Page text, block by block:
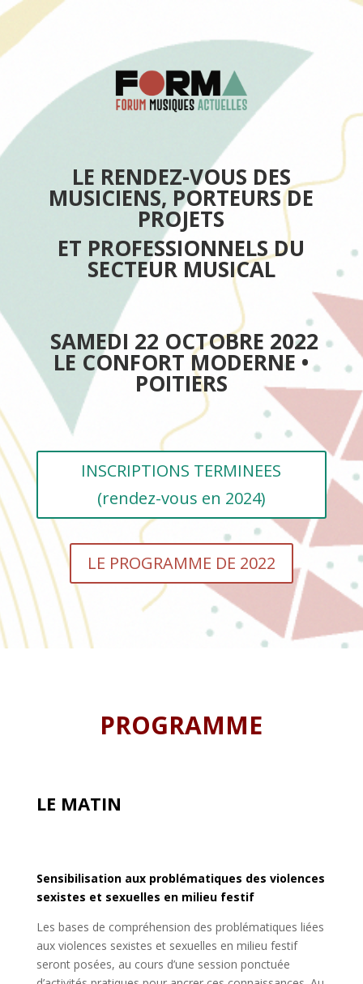
LE RENDEZ-VOUS DES
MUSICIENS, PORTEURS DE
PROJETS
ET PROFESSIONNELS DU
SECTEUR MUSICAL
SAMEDI 22 OCTOBRE 2022
LE CONFORT MODERNE •
POITIERS
INSCRIPTIONS TERMINEES
(rendez-vous en 2024)
LE PROGRAMME DE 2022
PROGRAMME
LE MATIN
Sensibilisation aux problématiques des violences
sexistes et sexuelles en milieu festif
Les bases de compréhension des problématiques liées
aux violences sexistes et sexuelles en milieu festif
seront posées, au cours d’une session ponctuée